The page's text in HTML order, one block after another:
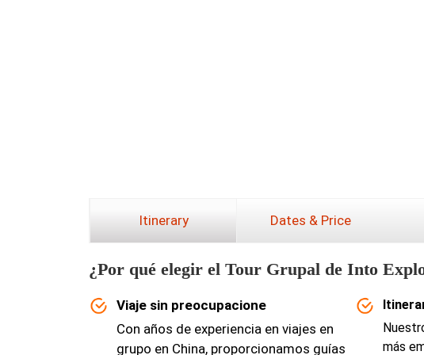
Itinerary Dates & Price
¿Por qué elegir el Tour Grupal de Into
Viaje sin preocupacione
Con años de experiencia en viajes en
grupo en China, proporcionamos guías
más